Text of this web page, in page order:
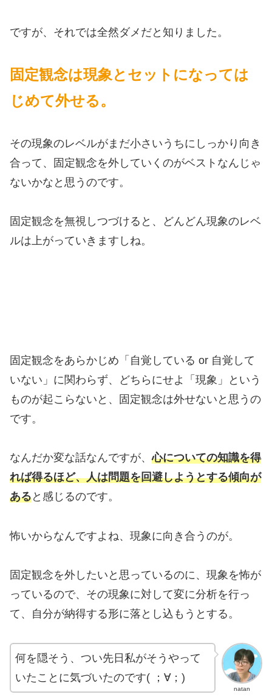
ですが、それでは全然ダメだと知りました。
固定観念は現象とセットになっては
じめて外せる。
その現象のレベルがまだ小さいうちにしっかり向き
合って、固定観念を外していくのがベストなんじゃ
ないかなと思うのです。
固定観念を無視しつづけると、どんどん現象のレベ
ルは上がっていきますしね。
固定観念をあらかじめ「自覚している or 自覚して
いない」に関わらず、どちらにせよ「現象」という
ものが起こらないと、固定観念は外せないと思うの
です。
なんだか変な話なんですが、心についての知識を得
れば得るほど、人は問題を回避しようとする傾向が
あると感じるのです。
怖いからなんですよね、現象に向き合うのが。
固定観念を外したいと思っているのに、現象を怖が
っているので、その現象に対して変に分析を行っ
て、自分が納得する形に落とし込もうとする。
natan
何を隠そう、つい先日私がそうやって
いたことに気づいたのです( ；∀；)